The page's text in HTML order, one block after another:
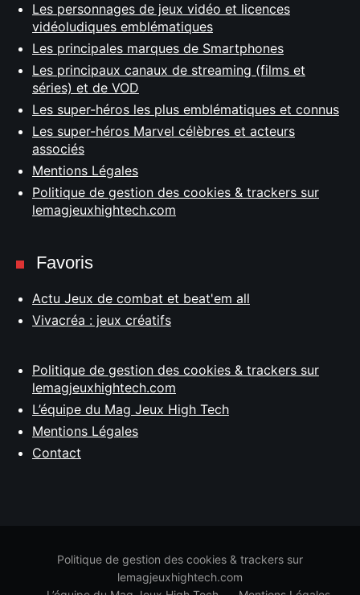
Les personnages de jeux vidéo et licences
vidéoludiques emblématiques
Les principales marques de Smartphones
Les principaux canaux de streaming (films et
séries) et de VOD
Les super-héros les plus emblématiques et connus
Les super-héros Marvel célèbres et acteurs
associés
Mentions Légales
Politique de gestion des cookies & trackers sur
lemagjeuxhightech.com
Favoris
Actu Jeux de combat et beat'em all
Vivacréa : jeux créatifs
Politique de gestion des cookies & trackers sur
lemagjeuxhightech.com
L’équipe du Mag Jeux High Tech
Mentions Légales
Contact
Politique de gestion des cookies & trackers sur
lemagjeuxhightech.com